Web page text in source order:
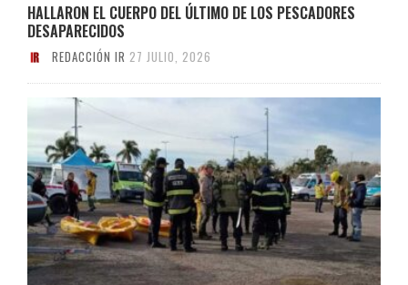
HALLARON EL CUERPO DEL ÚLTIMO DE LOS PESCADORES
DESAPARECIDOS
REDACCIÓN IR 27 JULIO, 2026